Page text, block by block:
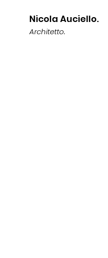
Nicola Auciello.
Architetto.